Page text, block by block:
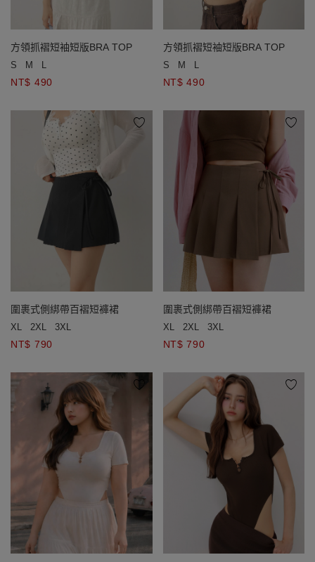
方領抓褶短袖短版BRA TOP
S M L
NT$ 490
方領抓褶短袖短版BRA TOP
S M L
NT$ 490
圍裹式側綁帶百褶短褲裙
XL 2XL 3XL
NT$ 790
圍裹式側綁帶百褶短褲裙
XL 2XL 3XL
NT$ 790